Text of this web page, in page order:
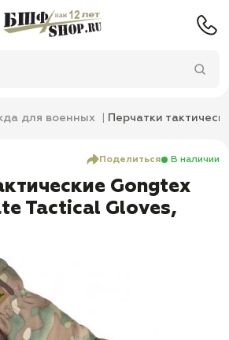
для военных Перчатки
Поделиться В наличии
Gongtex
Tactical Gloves,